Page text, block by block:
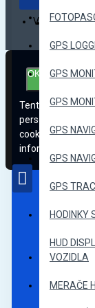
GPS
GPS
GPS
GPS
GPS
GPS
HODINKY
HUD
VOZIDLA
MERAČE
Váš nákupný
Všetky
OK
Tento web
personalizáciu
cookie.
informácií.